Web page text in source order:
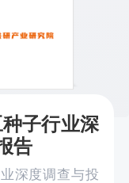
子行业深
告
深度调查与投